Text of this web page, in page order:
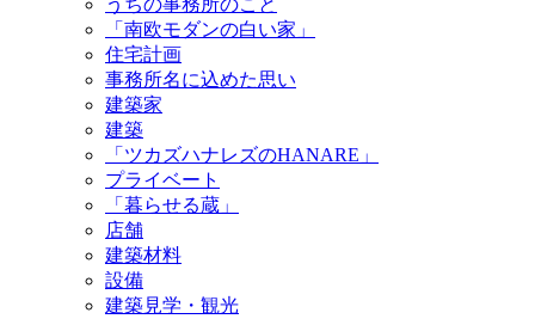
うちの事務所のこと
「南欧モダンの白い家」
住宅計画
事務所名に込めた思い
建築家
建築
「ツカズハナレズのHANARE」
プライベート
「暮らせる蔵」
店舗
建築材料
設備
建築見学・観光